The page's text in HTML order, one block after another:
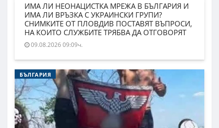
ИМА ЛИ НЕОНАЦИСТКА МРЕЖА В БЪЛГАРИЯ И
ИМА ЛИ ВРЪЗКА С УКРАИНСКИ ГРУПИ?
СНИМКИТЕ ОТ ПЛОВДИВ ПОСТАВЯТ ВЪПРОСИ,
НА КОИТО СЛУЖБИТЕ ТРЯБВА ДА ОТГОВОРЯТ
09.08.2026 09:09ч.
БЪЛГАРИЯ